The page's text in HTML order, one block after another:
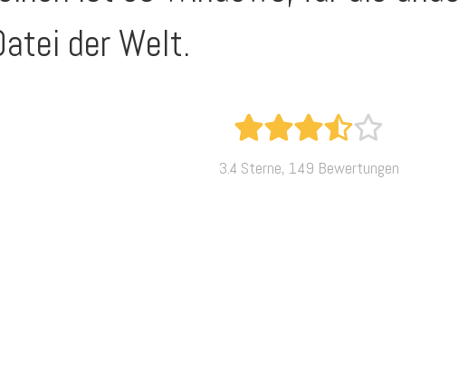
der Welt.
3.4 Sterne, 149 Bewertungen